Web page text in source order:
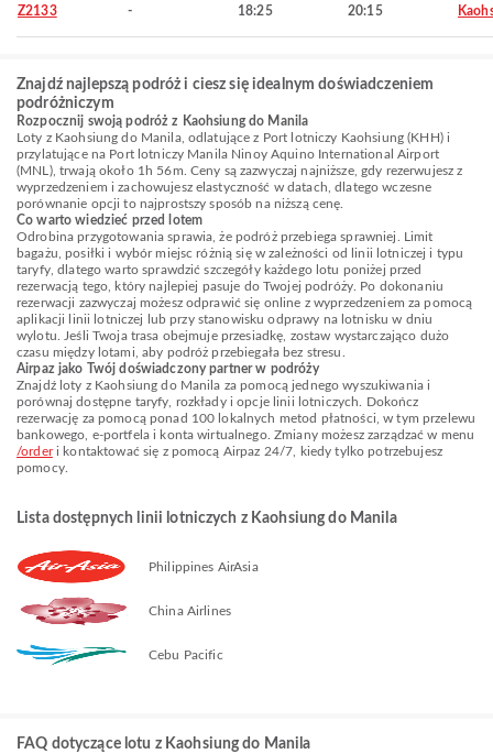
Z2133 - 18:25 20:15
Znajdź najlepszą podróż i ciesz się idealnym doświadczeniem
podróżniczym
Rozpocznij swoją podróż z Kaohsiung do Manila
Loty z Kaohsiung do Manila, odlatujące z Port lotniczy Kaohsiung (KHH) i
przylatujące na Port lotniczy Manila Ninoy Aquino International Airport
(MNL), trwają około 1h 56m. Ceny są zazwyczaj najniższe, gdy rezerwujesz z
wyprzedzeniem i zachowujesz elastyczność w datach, dlatego wczesne
porównanie opcji to najprostszy sposób na niższą cenę.
Co warto wiedzieć przed lotem
Odrobina przygotowania sprawia, że podróż przebiega sprawniej. Limit
bagażu, posiłki i wybór miejsc różnią się w zależności od linii lotniczej i typu
taryfy, dlatego warto sprawdzić szczegóły każdego lotu poniżej przed
rezerwacją tego, który najlepiej pasuje do Twojej podróży. Po dokonaniu
rezerwacji zazwyczaj możesz odprawić się online z wyprzedzeniem za pomocą
aplikacji linii lotniczej lub przy stanowisku odprawy na lotnisku w dniu
wylotu. Jeśli Twoja trasa obejmuje przesiadkę, zostaw wystarczająco dużo
czasu między lotami, aby podróż przebiegała bez stresu.
Airpaz jako Twój doświadczony partner w podróży
Znajdź loty z Kaohsiung do Manila za pomocą jednego wyszukiwania i
porównaj dostępne taryfy, rozkłady i opcje linii lotniczych. Dokończ
rezerwację za pomocą ponad 100 lokalnych metod płatności, w tym przelewu
bankowego, e-portfela i konta wirtualnego. Zmiany możesz zarządzać w menu
/orderi kontaktować się z pomocą Airpaz 24/7, kiedy tylko potrzebujesz
pomocy.
Lista dostępnych linii lotniczych z Kaohsiung do Manila
Philippines AirAsia
China Airlines
Cebu Pacific
FAQ dotyczące lotu z Kaohsiung do Manila